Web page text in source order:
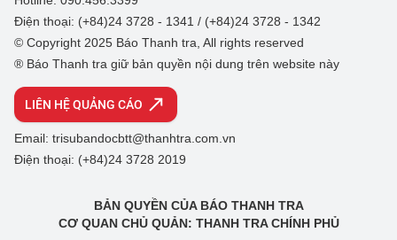
Điện thoại: (+84)24 3728 - 1341 / (+84)24 3728 - 1342
© Copyright 2025 Báo Thanh tra, All rights reserved
® Báo Thanh tra giữ bản quyền nội dung trên website này
LIÊN HỆ QUẢNG CÁO
Email: trisubandocbtt@thanhtra.com.vn
Điện thoại: (+84)24 3728 2019
BẢN QUYỀN CỦA BÁO THANH TRA
CƠ QUAN CHỦ QUẢN: THANH TRA CHÍNH PHỦ